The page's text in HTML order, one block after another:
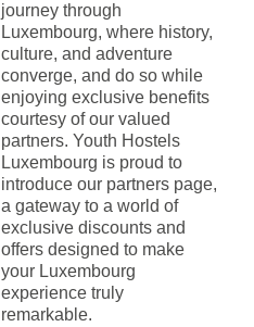
journey through
Luxembourg, where history,
culture, and adventure
converge, and do so while
enjoying exclusive benefits
courtesy of our valued
partners. Youth Hostels
Luxembourg is proud to
introduce our partners page,
a gateway to a world of
exclusive discounts and
offers designed to make
your Luxembourg
experience truly
remarkable.